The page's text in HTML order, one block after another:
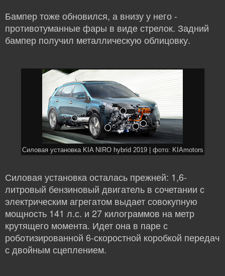
Бампер тоже обновился, а внизу у него -
противотуманные фары в виде стрелок. Задний
бампер получил металлическую облицовку.
Силовая установка KIA NIRO hybrid 2019 | фото: KIAmotors
Силовая установка осталась прежней: 1,6-
литровый бензиновый двигатель в сочетании с
электрическим агрегатом выдает совокупную
мощность 141 л.с. и 27 килограммов на метр
крутящего момента. Идет она в паре с
роботизированной 6-скоростной коробкой передач
с двойным сцеплением.